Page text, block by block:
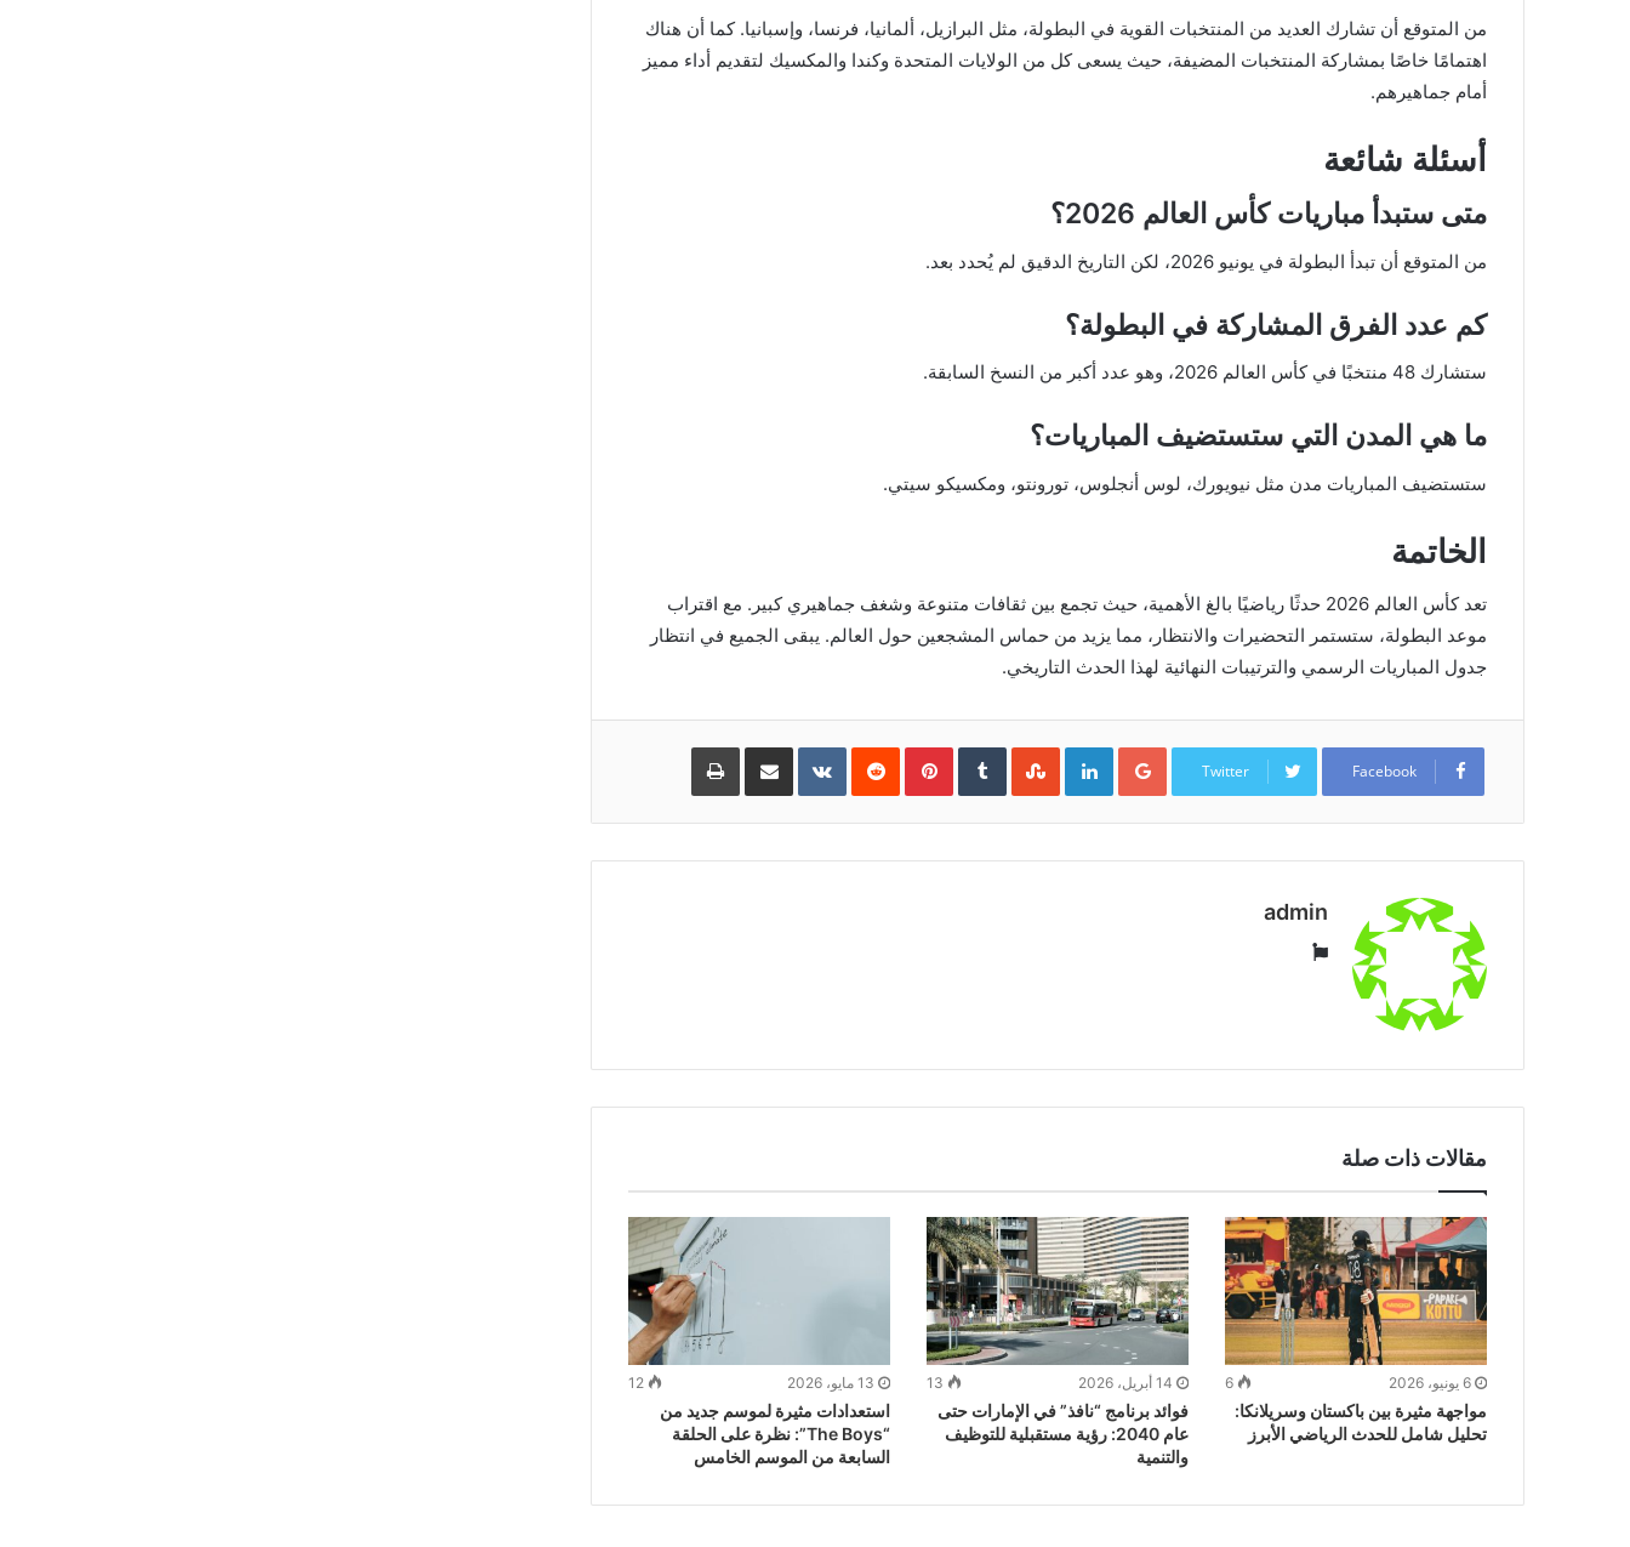
من المتوقع أن تشارك العديد من المنتخبات القوية في البطولة، مثل البرازيل، ألمانيا، فرنسا، وإسبانيا. كما أن هناك
اهتمامًا خاصًا بمشاركة المنتخبات المضيفة، حيث يسعى كل من الولايات المتحدة وكندا والمكسيك لتقديم أداء مميز
أمام جماهيرهم.
أسئلة شائعة
متى ستبدأ مباريات كأس العالم 2026؟
من المتوقع أن تبدأ البطولة في يونيو 2026، لكن التاريخ الدقيق لم يُحدد بعد.
كم عدد الفرق المشاركة في البطولة؟
ستشارك 48 منتخبًا في كأس العالم 2026، وهو عدد أكبر من النسخ السابقة.
ما هي المدن التي ستستضيف المباريات؟
ستستضيف المباريات مدن مثل نيويورك، لوس أنجلوس، تورونتو، ومكسيكو سيتي.
الخاتمة
تعد كأس العالم 2026 حدثًا رياضيًا بالغ الأهمية، حيث تجمع بين ثقافات متنوعة وشغف جماهيري كبير. مع اقتراب
موعد البطولة، ستستمر التحضيرات والانتظار، مما يزيد من حماس المشجعين حول العالم. يبقى الجميع في انتظار
جدول المباريات الرسمي والترتيبات النهائية لهذا الحدث التاريخي.
Facebook
Twitter
Google+
LinkedIn
Pinterest مشاركة
البريد
طباعة
admin
مقالات ذات صلة
6 يونيو، 2026 6
مواجهة مثيرة بين باكستان وسريلانكا:
تحليل شامل للحدث الرياضي الأبرز
14 أبريل، 2026 13
فوائد برنامج “نافذ” في الإمارات حتى
عام 2040: رؤية مستقبلية للتوظيف
والتنمية
13 مايو، 2026 12
استعدادات مثيرة لموسم جديد من
“The Boys”: نظرة على الحلقة
السابعة من الموسم الخامس